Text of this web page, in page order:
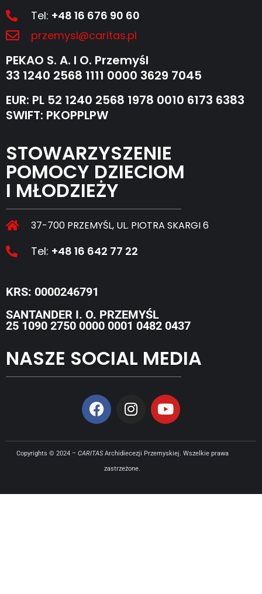
Tel: +48 16 676 90 60
przemysl@caritas.pl
PEKAO S. A. I O. Przemyśl
33 1240 2568 1111 0000 3629 7045
EUR: PL 52 1240 2568 1978 0010 6173 6383
SWIFT: PKOPPLPW
STOWARZYSZENIE
POMOCY DZIECIOM
I MŁODZIEŻY
37-700 PRZEMYŚL, UL. PIOTRA SKARGI 6
Tel: +48 16 642 77 22
KRS: 0000246791
SANTANDER I. O. PRZEMYŚL
25 1090 2750 0000 0001 0482 0437
NASZE SOCIAL MEDIA
Copyrights © 2024 – CARITASArchidiecezji Przemyskiej. Wszelkie prawa
zastrzeżone.